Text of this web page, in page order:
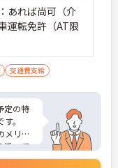
あれば尚可（介
運転免許（AT限
交通費支給
定の特
。
メリハ
添って
募集し